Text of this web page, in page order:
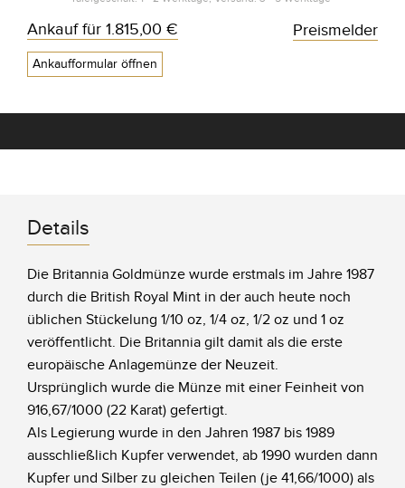
Ankauf für 1.815,00 €
Ankaufformular öffnen
Preismelder
Details
Die Britannia Goldmünze wurde erstmals im Jahre 1987
durch die British Royal Mint in der auch heute noch
üblichen Stückelung 1/10 oz, 1/4 oz, 1/2 oz und 1 oz
veröffentlicht. Die Britannia gilt damit als die erste
europäische Anlagemünze der Neuzeit.
Ursprünglich wurde die Münze mit einer Feinheit von
916,67/1000 (22 Karat) gefertigt.
Als Legierung wurde in den Jahren 1987 bis 1989
ausschließlich Kupfer verwendet, ab 1990 wurden dann
Kupfer und Silber zu gleichen Teilen (je 41,66/1000) als